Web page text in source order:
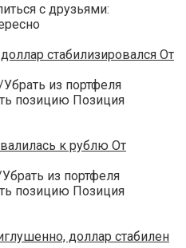
с друзьями:
стабилизировался От
из портфеля
позицию Позиция
к рублю От
из портфеля
позицию Позиция
доллар стабилен